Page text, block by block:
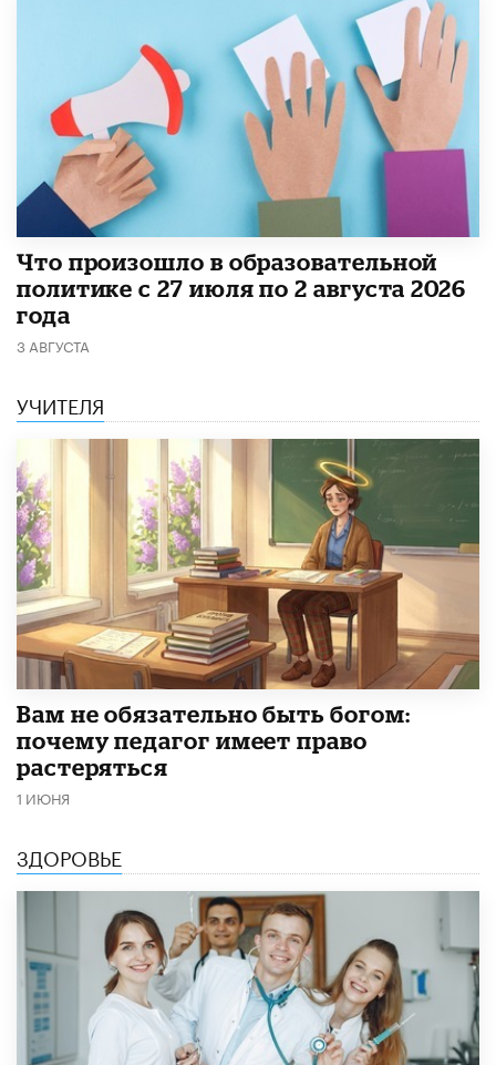
​Что произошло в образовательной
политике с 27 июля по 2 августа 2026
года
3 АВГУСТА
УЧИТЕЛЯ
​Вам не обязательно быть богом:
почему педагог имеет право
растеряться
1 ИЮНЯ
ЗДОРОВЬЕ